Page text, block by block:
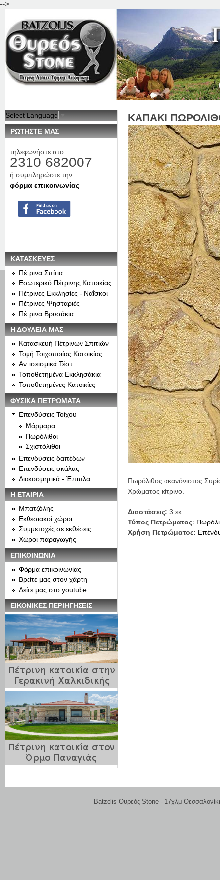
-->
ΚΑΠΑΚΙ
Πωρόλιθος ακανόνιστος
Χρώματος κίτρινο.
Διαστάσεις: 3 εκ
Τύπος Πετρώματος:
Χρήση Πετρώματος:
Select Language▼
ΡΩΤΗΣΤΕ ΜΑΣ
τηλεφωνήστε στο:
2310 682007
ή συμπληρώστε την
φόρμα επικοινωνίας
ΚΑΤΑΣΚΕΥΕΣ
Πέτρινα Σπίτια
Εσωτερικό Πέτρινης Κατοικίας
Πέτρινες Εκκλησίες - Ναΐσκοι
Πέτρινες Ψησταριές
Πέτρινα Βρυσάκια
Η ΔΟΥΛΕΙΑ ΜΑΣ
Κατασκευή Πέτρινων Σπιτιών
Τομή Τοιχοποιίας Κατοικίας
Αντισεισμικά Τέστ
Τοποθετημένα Εκκλησάκια
Τοποθετημένες Κατοικίες
ΦΥΣΙΚΑ ΠΕΤΡΩΜΑΤΑ
Επενδύσεις Τοίχου
Μάρμαρα
Πωρόλιθοι
Σχιστόλιθοι
Επενδύσεις δαπέδων
Επενδύσεις σκάλας
Διακοσμητικά - Έπιπλα
Η ΕΤΑΙΡΙΑ
Μπατζόλης
Εκθεσιακοί χώροι
Συμμετοχές σε εκθέσεις
Χώροι παραγωγής
ΕΠΙΚΟΙΝΩΝΙΑ
Φόρμα επικοινωνίας
Βρείτε μας στον χάρτη
Δείτε μας στο youtube
ΕΙΚΟΝΙΚΕΣ ΠΕΡΙΗΓΗΣΕΙΣ
Batzolis Θυρεός Stone - 17χλμ